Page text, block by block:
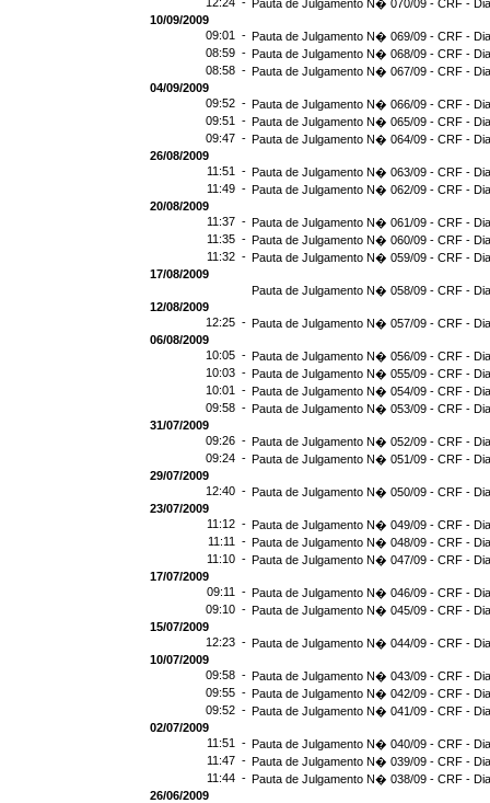
Pauta de Julgamento N� 070/09 - CRF -
10/09/2009
09:01 - Pauta de Julgamento N� 069/09 - CRF -
08:59 - Pauta de Julgamento N� 068/09 - CRF -
08:58 - Pauta de Julgamento N� 067/09 - CRF -
04/09/2009
09:52 - Pauta de Julgamento N� 066/09 - CRF -
09:51 - Pauta de Julgamento N� 065/09 - CRF -
09:47 - Pauta de Julgamento N� 064/09 - CRF -
26/08/2009
11:51 - Pauta de Julgamento N� 063/09 - CRF -
11:49 - Pauta de Julgamento N� 062/09 - CRF -
20/08/2009
11:37 - Pauta de Julgamento N� 061/09 - CRF -
11:35 - Pauta de Julgamento N� 060/09 - CRF -
11:32 - Pauta de Julgamento N� 059/09 - CRF -
17/08/2009
Pauta de Julgamento N� 058/09 - CRF -
12/08/2009
12:25 - Pauta de Julgamento N� 057/09 - CRF -
06/08/2009
10:05 - Pauta de Julgamento N� 056/09 - CRF -
10:03 - Pauta de Julgamento N� 055/09 - CRF -
10:01 - Pauta de Julgamento N� 054/09 - CRF -
09:58 - Pauta de Julgamento N� 053/09 - CRF -
31/07/2009
09:26 - Pauta de Julgamento N� 052/09 - CRF -
09:24 - Pauta de Julgamento N� 051/09 - CRF -
29/07/2009
12:40 - Pauta de Julgamento N� 050/09 - CRF -
23/07/2009
11:12 - Pauta de Julgamento N� 049/09 - CRF -
11:11 - Pauta de Julgamento N� 048/09 - CRF -
11:10 - Pauta de Julgamento N� 047/09 - CRF -
17/07/2009
09:11 - Pauta de Julgamento N� 046/09 - CRF -
09:10 - Pauta de Julgamento N� 045/09 - CRF -
15/07/2009
12:23 - Pauta de Julgamento N� 044/09 - CRF -
10/07/2009
09:58 - Pauta de Julgamento N� 043/09 - CRF -
09:55 - Pauta de Julgamento N� 042/09 - CRF -
09:52 - Pauta de Julgamento N� 041/09 - CRF -
02/07/2009
11:51 - Pauta de Julgamento N� 040/09 - CRF -
11:47 - Pauta de Julgamento N� 039/09 - CRF -
11:44 - Pauta de Julgamento N� 038/09 - CRF -
26/06/2009